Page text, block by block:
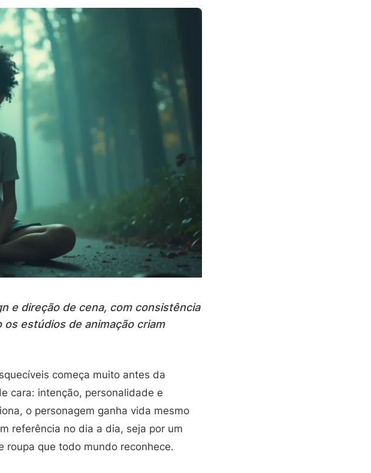
e direção de cena, com consistência
estúdios de animação criam
começa muito antes da
cara: intenção, personalidade e
o personagem ganha vida mesmo
referência no dia a dia, seja por um
roupa que todo mundo reconhece.